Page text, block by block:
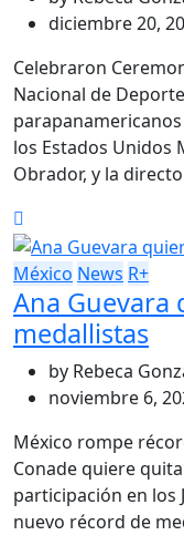
diciembre 20,
Celebraron
Nacional de
los Estados Unidos
Obrador, y la
México News R+
Ana Guevara
medallistas
by Rebeca
noviembre 6,
México rompe
Conade quiere
participación en los
nuevo récord de